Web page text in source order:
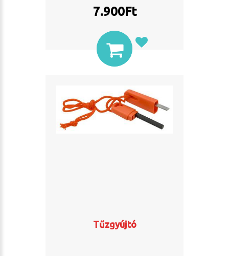
7.900Ft
Tűzgyújtó